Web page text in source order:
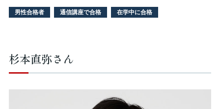
男性合格者 通信講座で合格 在学中に合格
杉本直弥さん